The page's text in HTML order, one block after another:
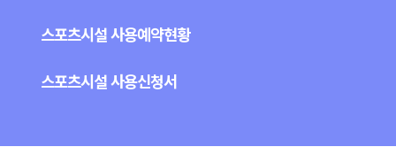
스포츠시설 사용예약현황
스포츠시설 사용신청서